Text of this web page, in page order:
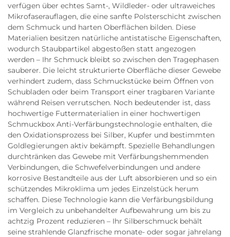
verfügen über echtes Samt-, Wildleder- oder ultraweiches
Mikrofaserauflagen, die eine sanfte Polsterschicht zwischen
dem Schmuck und harten Oberflächen bilden. Diese
Materialien besitzen natürliche antistatische Eigenschaften,
wodurch Staubpartikel abgestoßen statt angezogen
werden – Ihr Schmuck bleibt so zwischen den Tragephasen
sauberer. Die leicht strukturierte Oberfläche dieser Gewebe
verhindert zudem, dass Schmuckstücke beim Öffnen von
Schubladen oder beim Transport einer tragbaren Variante
während Reisen verrutschen. Noch bedeutender ist, dass
hochwertige Futtermaterialien in einer hochwertigen
Schmuckbox Anti-Verfärbungstechnologie enthalten, die
den Oxidationsprozess bei Silber, Kupfer und bestimmten
Goldlegierungen aktiv bekämpft. Spezielle Behandlungen
durchtränken das Gewebe mit Verfärbungshemmenden
Verbindungen, die Schwefelverbindungen und andere
korrosive Bestandteile aus der Luft absorbieren und so ein
schützendes Mikroklima um jedes Einzelstück herum
schaffen. Diese Technologie kann die Verfärbungsbildung
im Vergleich zu unbehandelter Aufbewahrung um bis zu
achtzig Prozent reduzieren – Ihr Silberschmuck behält
seine strahlende Glanzfrische monate- oder sogar jahrelang